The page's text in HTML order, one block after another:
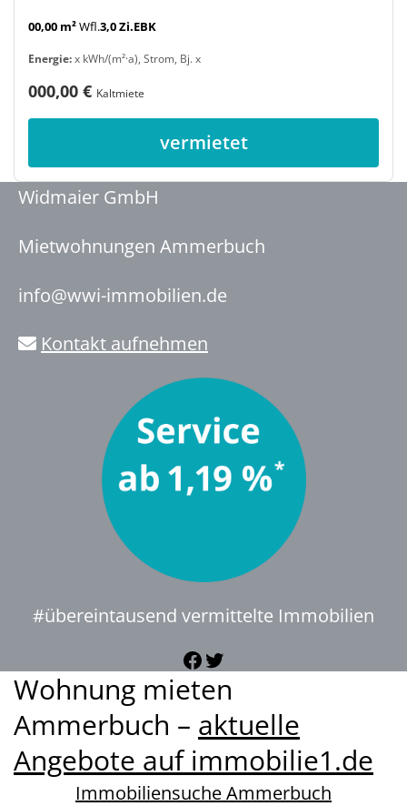
00,00 m²Wfl.3,0 Zi.EBK
Energie:x kWh/(m²·a), Strom, Bj. x
000,00 € Kaltmiete
vermietet
Widmaier GmbH
Mietwohnungen Ammerbuch
info@wwi-immobilien.de
Kontakt aufnehmen
#übereintausend vermittelte Immobilien
Facebook
Twitter
Wohnung mieten
Ammerbuch – aktuelle
Angebote auf immobilie1.de
Immobiliensuche Ammerbuch